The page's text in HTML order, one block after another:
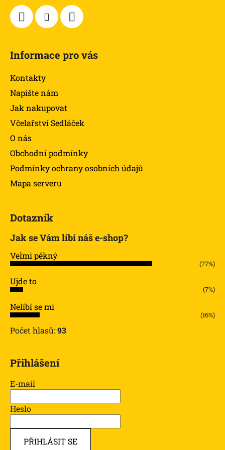
Informace pro vás
Kontakty
Napište nám
Jak nakupovat
Včelařství Sedláček
O nás
Obchodní podmínky
Podmínky ochrany osobních údajů
Mapa serveru
Dotazník
Jak se Vám líbí náš e-shop?
Velmi pěkný
(77%)
Ujde to
(7%)
Nelíbí se mi
(16%)
Počet hlasů:93
Přihlášení
E-mail
Heslo
PŘIHLÁSIT SE